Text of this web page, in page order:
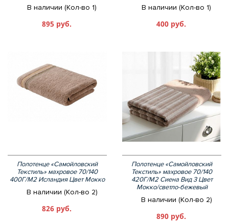
В наличии (Кол-во 1)
895 руб.
В наличии (Кол-во 1)
400 руб.
Полотенце «Самойловский
Текстиль» махровое 70/140
400Г/М2 Исландия Цвет Мокко
В наличии (Кол-во 2)
826 руб.
Полотенце «Самойловский
Текстиль» махровое 70/140
420Г/М2 Сиена Вид 3 Цвет
Мокко/светло-бежевый
В наличии (Кол-во 2)
890 руб.